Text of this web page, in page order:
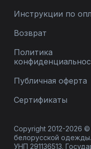
Инструкции по
Возврат
Политика
Публичная оферта
Сертификаты
Copyright 2012-2026
белорусской
УНП 291136513.